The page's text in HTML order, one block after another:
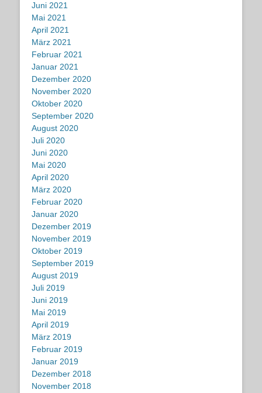
Juni 2021
Mai 2021
April 2021
März 2021
Februar 2021
Januar 2021
Dezember 2020
November 2020
Oktober 2020
September 2020
August 2020
Juli 2020
Juni 2020
Mai 2020
April 2020
März 2020
Februar 2020
Januar 2020
Dezember 2019
November 2019
Oktober 2019
September 2019
August 2019
Juli 2019
Juni 2019
Mai 2019
April 2019
März 2019
Februar 2019
Januar 2019
Dezember 2018
November 2018